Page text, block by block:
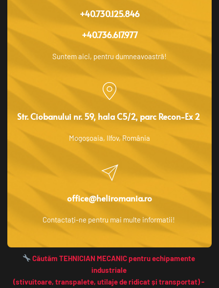
+40.730.125.846
+40.736.617.977
Suntem aici, pentru dumneavoastră!
Str. Ciobanului nr. 59, hala C5/2, parc Recon-Ex 2
Mogoșoaia, Ilfov, România
office@heliromania.ro
Contactați-ne pentru mai multe informatii!
Căutăm TEHNICIAN MECANIC pentru echipamente
industriale
(stivuitoare, transpalete, utilaje de ridicat și transportat) -